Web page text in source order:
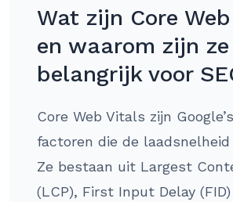
Wat zijn Core
en waarom zijn ze
belangrijk voor
Core Web Vitals zijn
factoren die de laadsnelheid
Ze bestaan uit Largest
(LCP), First Input Delay